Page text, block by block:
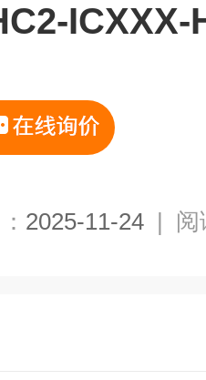
2025-11-24 | 阅